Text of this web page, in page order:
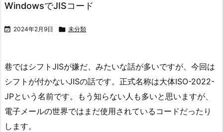
WindowsでJISコード
 2024年2月9日  未分類
巷ではシフトJISが嫌だ、みたいな話が多いですが、今回は
シフトが付かないJISの話です。正式名称は大体ISO-2022-
JPという名前です。もう知らない人も多いと思いますが、
電子メールの世界ではまだ使用されているコードだったり
します。